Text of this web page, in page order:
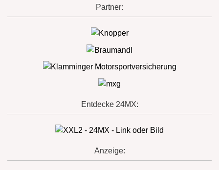
Partner:
Entdecke 24MX:
Anzeige: